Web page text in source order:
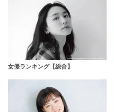
女優ランキング【総合】